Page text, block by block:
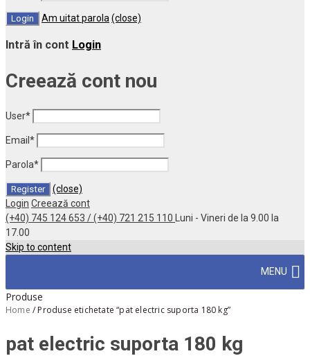
Am uitat parola (close)
Intră în cont Login
Creează cont nou
User*
Email *
Parola*
(close)
Login Creează cont
(+40) 745 124 653 / (+40) 721 215 110
Luni - Vineri de la 9.00 la
17.00
Skip to content
MENU
Produse
Home / Produse etichetate “pat electric suporta 180 kg”
pat electric suporta 180 kg